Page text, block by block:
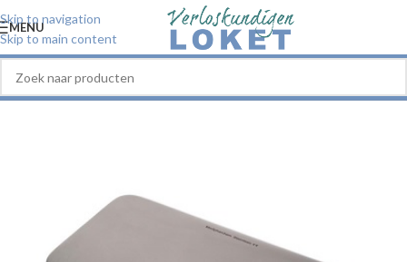
Skip to navigation
Skip to main content
MENU